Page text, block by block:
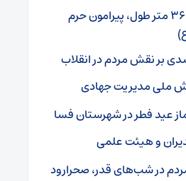
نصب حفاظی با ۳۶ متر طول، پیرامون حرم
بر نقش مردم در انقلاب
مدیریت جهادی
عید فطر در شهرستان فسا
و هیئت علمی
در شب‌های قدر، صحرارود